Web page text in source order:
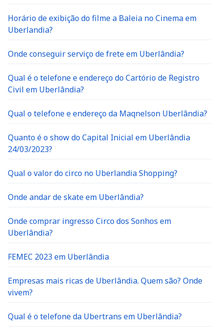
Horário de exibição do filme a Baleia no Cinema em
Uberlandia?
Onde conseguir serviço de frete em Uberlândia?
Qual é o telefone e endereço do Cartório de Registro
Civil em Uberlândia?
Qual o telefone e endereço da Maqnelson Uberlândia?
Quanto é o show do Capital Inicial em Uberlândia
24/03/2023?
Qual o valor do circo no Uberlandia Shopping?
Onde andar de skate em Uberlândia?
Onde comprar ingresso Circo dos Sonhos em
Uberlândia?
FEMEC 2023 em Uberlândia
Empresas mais ricas de Uberlândia. Quem são? Onde
vivem?
Qual é o telefone da Ubertrans em Uberlândia?